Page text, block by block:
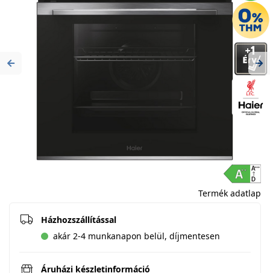
Previous
Termék adatlap
Házhozszállítással
akár 2-4 munkanapon belül, díjmentesen
Áruházi készletinformáció